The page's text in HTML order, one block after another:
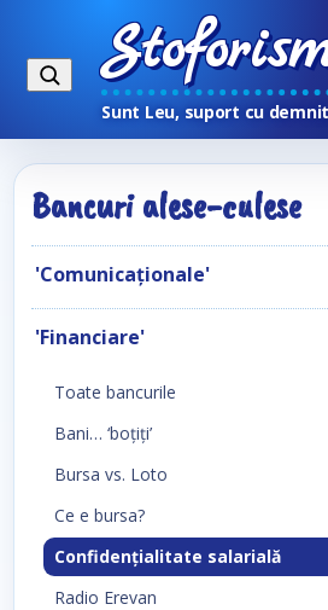
Sunt Leu, suport cu
Bancuri alese-culese
'Comunicaţionale'
'Financiare'
Toate bancurile
Bani… ‘boţiţi’
Bursa vs. Loto
Ce e bursa?
Confidenţialitate salarială
Radio Erevan